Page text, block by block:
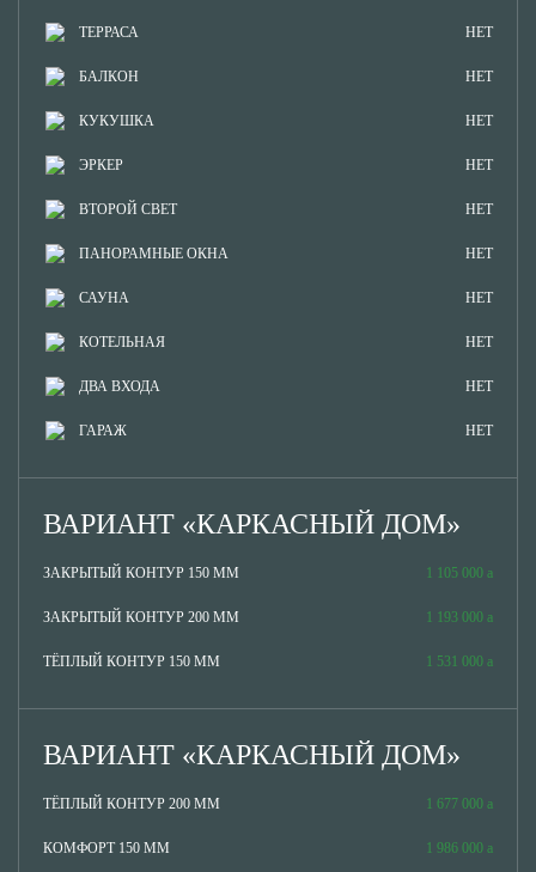
ТЕРРАСА НЕТ
БАЛКОН НЕТ
КУКУШКА НЕТ
ЭРКЕР НЕТ
ВТОРОЙ СВЕТ НЕТ
ПАНОРАМНЫЕ ОКНА НЕТ
САУНА НЕТ
КОТЕЛЬНАЯ НЕТ
ДВА ВХОДА НЕТ
ГАРАЖ НЕТ
ВАРИАНТ «КАРКАСНЫЙ ДОМ»
ЗАКРЫТЫЙ КОНТУР 150 ММ 1 105 000
ЗАКРЫТЫЙ КОНТУР 200 ММ 1 193 000
ТЁПЛЫЙ КОНТУР 150 ММ 1 531 000
ВАРИАНТ «КАРКАСНЫЙ ДОМ»
ТЁПЛЫЙ КОНТУР 200 ММ 1 677 000
КОМФОРТ 150 ММ 1 986 000